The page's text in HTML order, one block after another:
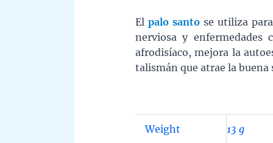
Elpalo santo se utiliza
nerviosa y enfermedades
afrodisíaco, mejora la
talismán que atrae la buena
Weight 13 g